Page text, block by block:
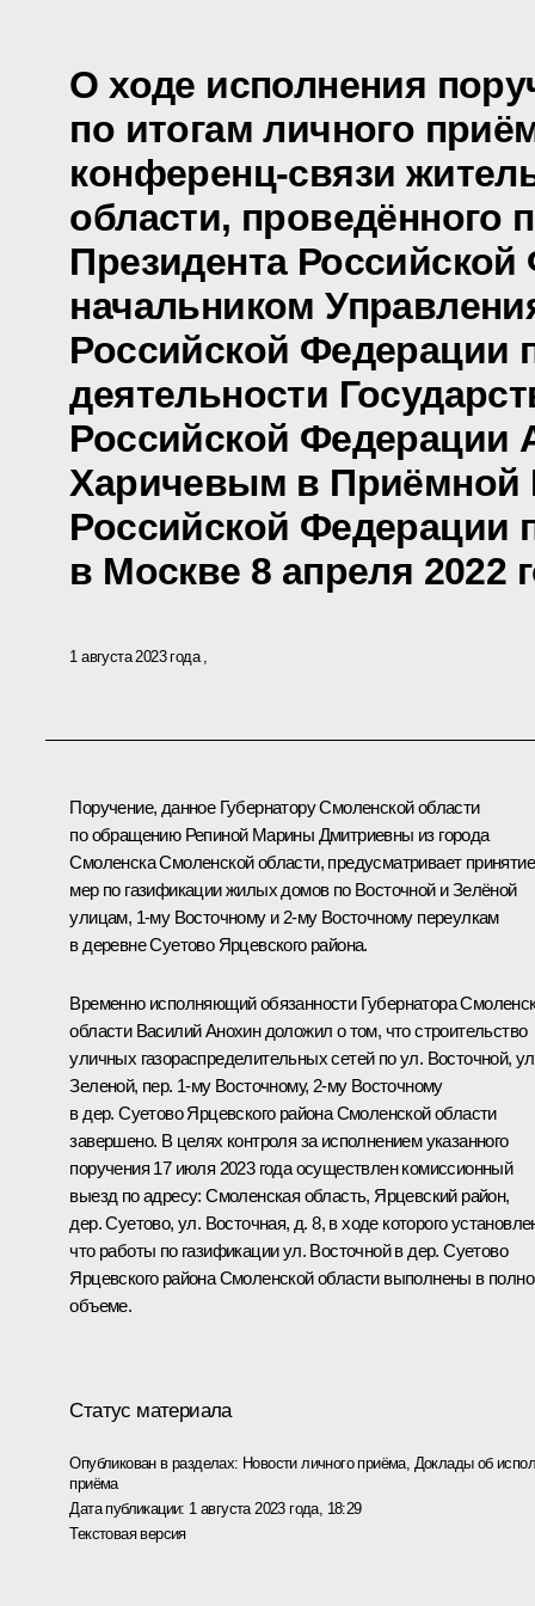
О ходе исполнения
по итогам личного
конференц-связи
области, проведённого
Президента
начальником
Российской Федерации
деятельности
Российской Федерации
Харичевым в Приёмной
Российской Федерации
в Москве 8 апреля 2022
1 августа 2023 года
Поручение, данное Губернатору Смоленской области
по обращению Репиной Марины Дмитриевны из города
Смоленска Смоленской области, предусматривает принятие
мер по газификации жилых домов по Восточной и Зелёной
улицам, 1-му Восточному и 2-му Восточному переулкам
в деревне Суетово Ярцевского района.
Временно исполняющий обязанности Губернатора
области Василий Анохин доложил о том, что строительство
уличных газораспределительных сетей по ул. Восточной,
Зеленой, пер. 1-му Восточному, 2-му Восточному
в дер. Суетово Ярцевского района Смоленской области
завершено. В целях контроля за исполнением указанного
поручения 17 июля 2023 года осуществлен комиссионный
выезд по адресу: Смоленская область, Ярцевский район,
дер. Суетово, ул. Восточная, д. 8, в ходе которого
что работы по газификации ул. Восточной в дер. Суетово
Ярцевского района Смоленской области выполнены в
объеме.
Статус материала
Опубликован в разделах: Новости личного приёма, Доклады об
приёма
Дата публикации: 1 августа 2023 года, 18:29
Текстовая версия